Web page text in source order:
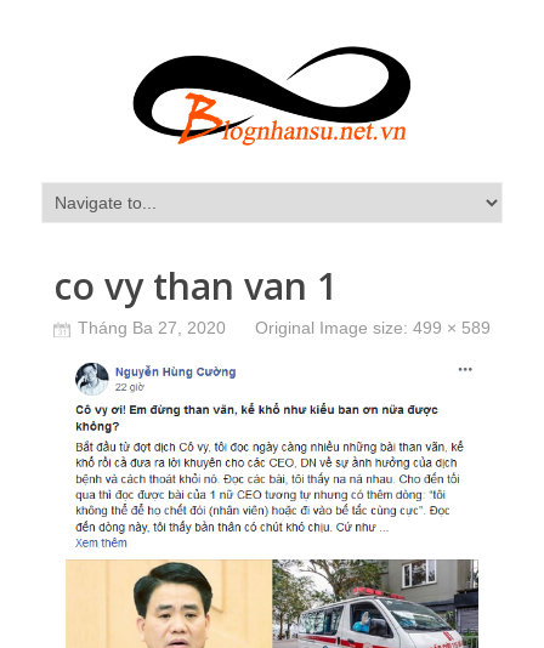
co vy than van 1
Tháng Ba 27, 2020 Original Image size: 499 × 589